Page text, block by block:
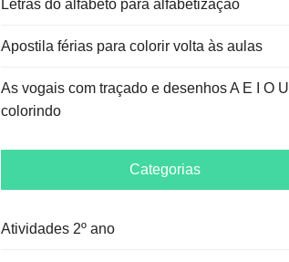
Letras do alfabeto para alfabetização
Apostila férias para colorir volta às aulas
As vogais com traçado e desenhos A E I O U
colorindo
Categorias
Atividades 2º ano